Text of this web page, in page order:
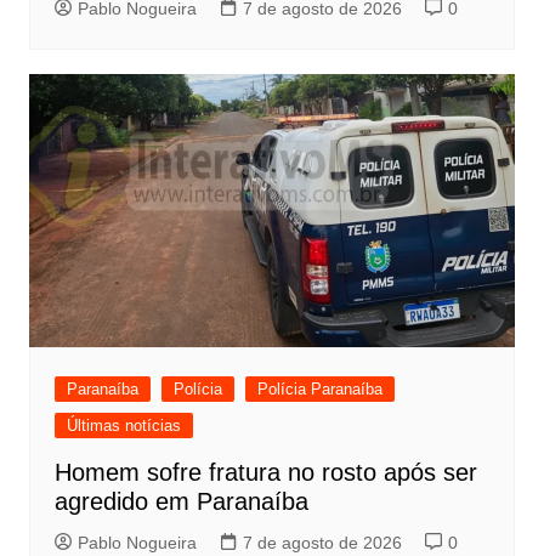
Pablo Nogueira 7 de agosto de 2026 0
Paranaíba Polícia
Polícia Paranaíba
Últimas notícias
Homem sofre fratura no rosto após ser
agredido em Paranaíba
Pablo Nogueira 7 de agosto de 2026 0